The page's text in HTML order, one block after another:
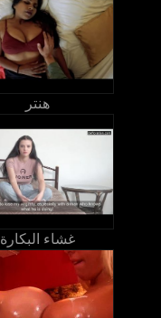
هنتر
غشاء البكارة